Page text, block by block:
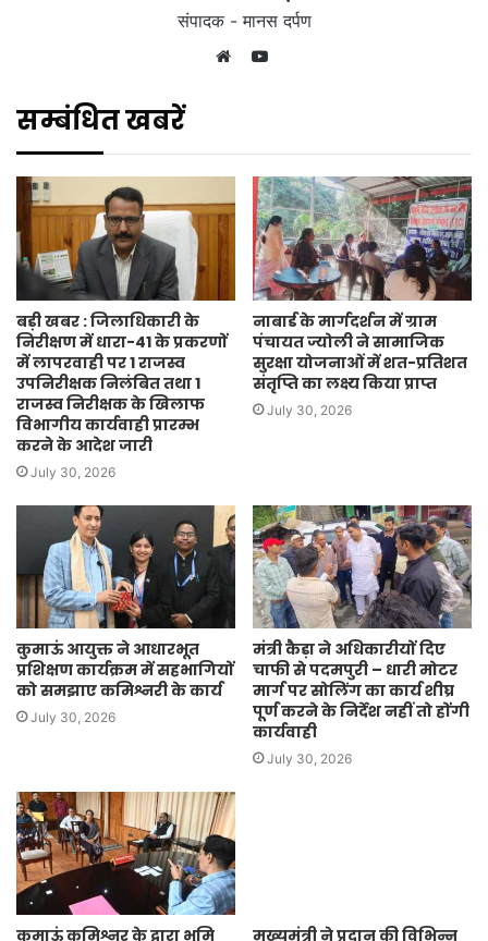
संपादक - मानस दर्पण
YouTube
सम्बंधित खबरें
बड़ी खबर : जिलाधिकारी के
निरीक्षण में धारा-41 के प्रकरणों
में लापरवाही पर 1 राजस्व
उपनिरीक्षक निलंबित तथा 1
राजस्व निरीक्षक के खिलाफ
विभागीय कार्यवाही प्रारम्भ
करने के आदेश जारी
July 30, 2026
नाबार्ड के मार्गदर्शन में ग्राम
पंचायत ज्योली ने सामाजिक
सुरक्षा योजनाओं में शत-प्रतिशत
संतृप्ति का लक्ष्य किया प्राप्त
July 30, 2026
कुमाऊं आयुक्त ने आधारभूत
प्रशिक्षण कार्यक्रम में सहभागियों
को समझाए कमिश्नरी के कार्य
July 30, 2026
मंत्री कैड़ा ने अधिकारीयों दिए
चाफी से पदमपुरी – धारी मोटर
मार्ग पर सोलिंग का कार्य शीघ्र
पूर्ण करने के निर्देश नहीं तो होंगी
कार्यवाही
July 30, 2026
कुमाऊं कमिश्नर के द्वारा भूमि
मुख्यमंत्री ने प्रदान की विभिन्न